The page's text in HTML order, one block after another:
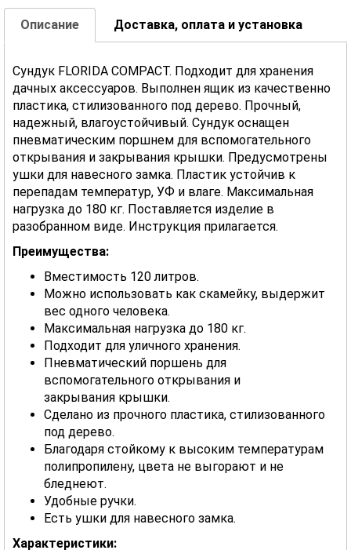
Описание Доставка, оплата и установка
Сундук FLORIDA COMPACT. Подходит для хранения
дачных аксессуаров. Выполнен ящик из качественно
пластика, стилизованного под дерево. Прочный,
надежный, влагоустойчивый. Сундук оснащен
пневматическим поршнем для вспомогательного
открывания и закрывания крышки. Предусмотрены
ушки для навесного замка. Пластик устойчив к
перепадам температур, УФ и влаге. Максимальная
нагрузка до 180 кг. Поставляется изделие в
разобранном виде. Инструкция прилагается.
Преимущества:
Вместимость 120 литров.
Можно использовать как скамейку, выдержит
вес одного человека.
Максимальная нагрузка до 180 кг.
Подходит для уличного хранения.
Пневматический поршень для
вспомогательного открывания и
закрывания крышки.
Сделано из прочного пластика, стилизованного
под дерево.
Благодаря стойкому к высоким температурам
полипропилену, цвета не выгорают и не
бледнеют.
Удобные ручки.
Есть ушки для навесного замка.
Характеристики: